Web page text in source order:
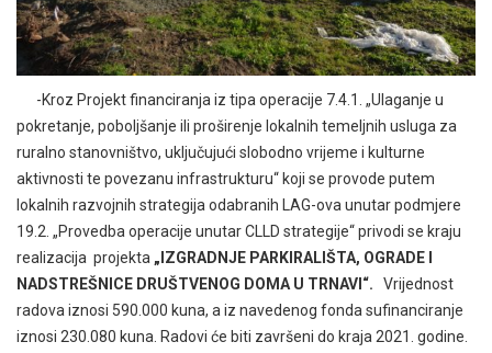
-Kroz Projekt financiranja iz tipa operacije 7.4.1. „Ulaganje u
pokretanje, poboljšanje ili proširenje lokalnih temeljnih usluga za
ruralno stanovništvo, uključujući slobodno vrijeme i kulturne
aktivnosti te povezanu infrastrukturu“ koji se provode putem
lokalnih razvojnih strategija odabranih LAG-ova unutar podmjere
19.2. „Provedba operacije unutar CLLD strategije“ privodi se kraju
realizacija projekta „IZGRADNJE PARKIRALIŠTA, OGRADE I
NADSTREŠNICE DRUŠTVENOG DOMA U TRNAVI“.
Vrijednost
radova iznosi 590.000 kuna, a iz navedenog fonda sufinanciranje
iznosi 230.080 kuna. Radovi će biti završeni do kraja 2021. godine.